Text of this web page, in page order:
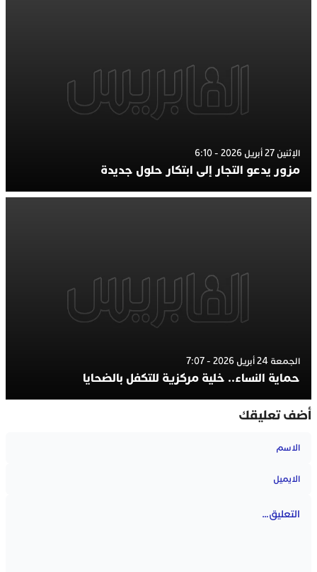
الإثنين 27 أبريل 2026 - 6:10
مزور يدعو التجار إلى ابتكار حلول جديدة
الجمعة 24 أبريل 2026 - 7:07
حماية النساء.. خلية مركزية للتكفل بالضحايا
أضف تعليقك